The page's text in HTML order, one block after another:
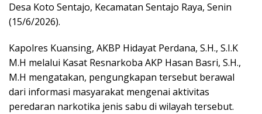
Desa Koto Sentajo, Kecamatan Sentajo Raya, Senin
(15/6/2026).
Kapolres Kuansing, AKBP Hidayat Perdana, S.H., S.I.K
M.H melalui Kasat Resnarkoba AKP Hasan Basri, S.H.,
M.H mengatakan, pengungkapan tersebut berawal
dari informasi masyarakat mengenai aktivitas
peredaran narkotika jenis sabu di wilayah tersebut.